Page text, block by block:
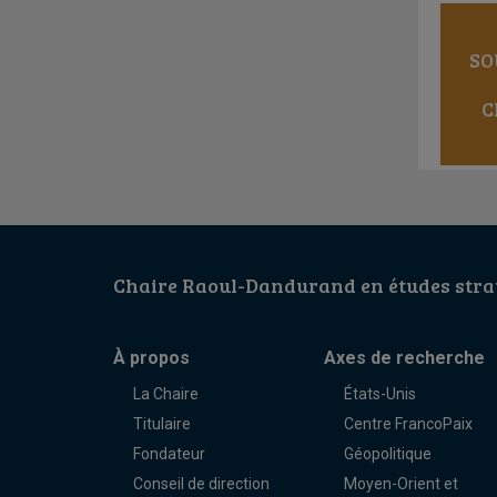
Chaire Raoul-Dandurand en études
À propos
La Chaire
Titulaire
Fondateur
Conseil de direction
Axes de recherche
États-Unis
Centre FrancoPaix
Géopolitique
Moyen-Orient et